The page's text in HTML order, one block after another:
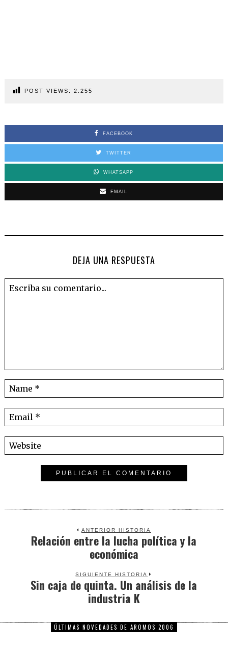
POST VIEWS: 2.255
FACEBOOK
TWITTER
WHATSAPP
EMAIL
DEJA UNA RESPUESTA
ANTERIOR HISTORIA
Previous
post:
Relación entre la lucha política y la
económica
SIGUIENTE HISTORIA
Next
post:
Sin caja de quinta. Un análisis de la
industria K
ÚLTIMAS NOVEDADES DE AROMOS 2006